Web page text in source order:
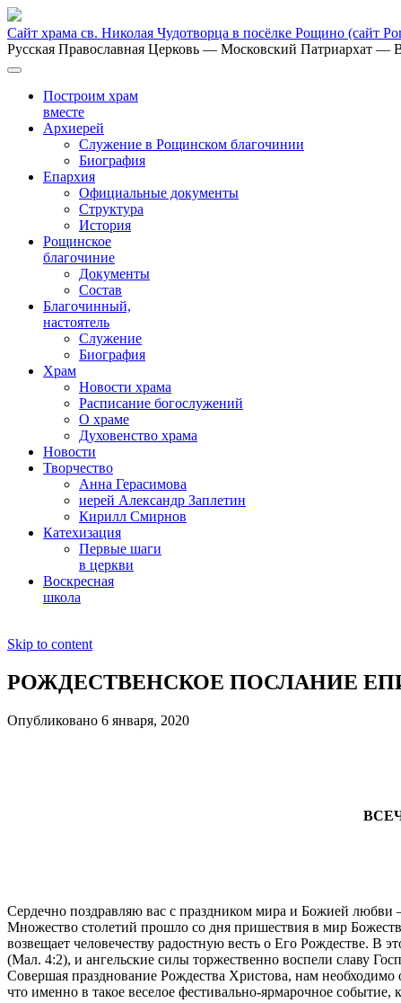
Сайт храма св. Николая Чудотворца в посёлке Рощино (сайт
Русская Православная Церковь — Московский Патриархат —
Построим храм
вместе
Архиерей
Служение в Рощинском благочинии
Биография
Епархия
Официальные документы
Структура
История
Рощинское
благочиние
Документы
Состав
Благочинный,
настоятель
Служение
Биография
Храм
Новости храма
Расписание богослужений
О храме
Духовенство храма
Новости
Творчество
Анна Герасимова
иерей Александр Заплетин
Кирилл Смирнов
Катехизация
Первые шаги
в церкви
Воскресная
школа
Skip to content
РОЖДЕСТВЕНСКОЕ ПОСЛАНИЕ
Опубликовано 6 января, 2020
Сердечно поздравляю вас с праздником мира и Божией
Множество столетий прошло со дня пришествия в мир
возвещает человечеству радостную весть о Его Рождестве. В
(Мал. 4:2), и ангельские силы торжественно воспели славу
Совершая празднование Рождества Христова, нам
что именно в такое веселое фестивально-ярмарочное